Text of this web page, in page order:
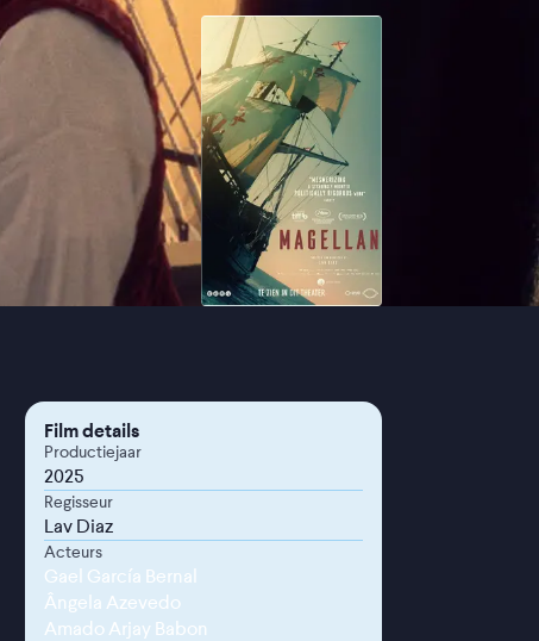
Film details
Productiejaar
2025
Regisseur
Lav Diaz
Acteurs
Gael García Bernal
Ângela Azevedo
Amado Arjay Babon